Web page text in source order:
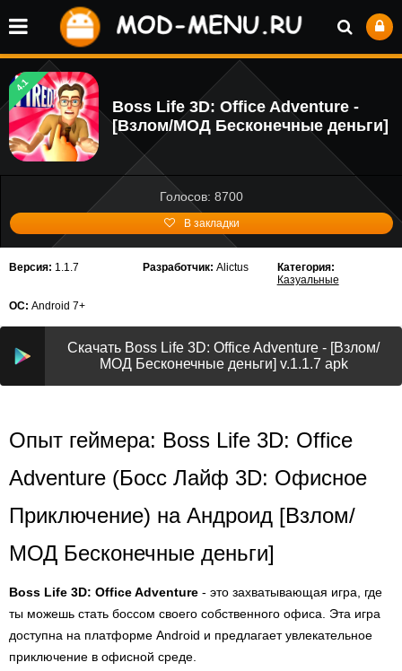
4.1
Boss Life 3D: Office Adventure -
[Взлом/МОД Бесконечные деньги]
Голосов: 8700
В закладки
Версия: 1.1.7 Разработчик: Alictus
Категория:
Казуальные
ОС: Android 7+
Скачать Boss Life 3D: Office Adventure - [Взлом/
МОД Бесконечные деньги] v.1.1.7 apk
Опыт геймера: Boss Life 3D: Office
Adventure (Босс Лайф 3D: Офисное
Приключение) на Андроид [Взлом/
МОД Бесконечные деньги]
Boss Life 3D: Office Adventure - это захватывающая игра, где
ты можешь стать боссом своего собственного офиса. Эта игра
доступна на платформе Android и предлагает увлекательное
приключение в офисной среде.